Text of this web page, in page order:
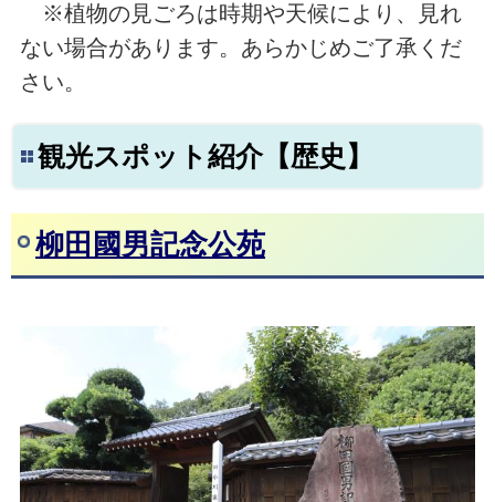
※植物の見ごろは時期や天候により、見れ
ない場合があります。あらかじめご了承くだ
さい。
観光スポット紹介【歴史】
柳田國男記念公苑